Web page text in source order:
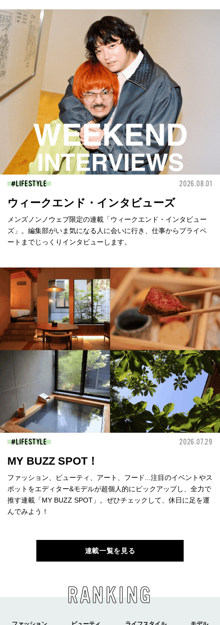
LIFESTYLE 2026.08.01
ウィークエンド・インタビューズ
メンズノンノウェブ限定の連載「ウィークエンド・インタビュー
ズ」。編集部がいま気になる人に会いに行き、仕事からプライベ
ートまでじっくりインタビューします。
LIFESTYLE 2026.07.29
MY BUZZ SPOT！
ファッション、ビューティ、アート、フード...注目のイベントやス
ポットをエディター&モデルが超個人的にピックアップし、全力で
推す連載「MY BUZZ SPOT」。ぜひチェックして、休日に足を運
んでみよう！
連載一覧を見る
RANKING